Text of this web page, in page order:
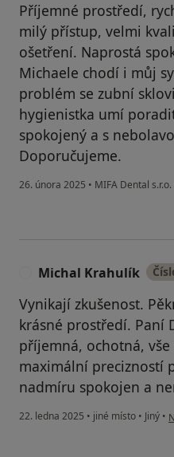
Příjemné prostředí,
milý přístup, velmi
ošetření. Naprostá
Michaele chodí i můj
problém se zubní
hygienistka umí
spokojený a s
Doporučujeme.
26. února 2025 • MIFA Dental s.r.o.
Michal Krahulík
Vynikají zkušenost.
krásné prostředí. Paní
příjemná, ochotná,
maximální precizností
nadmíru spokojen a
22. ledna 2025 • jiné místo • Jiný •